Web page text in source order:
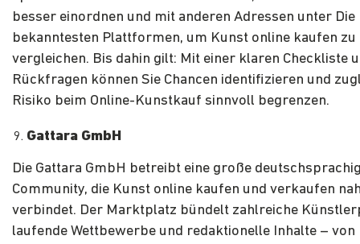
besser einordnen und mit anderen Adressen unter Die
bekanntesten Plattformen, um Kunst online kaufen zu
vergleichen. Bis dahin gilt: Mit einer klaren Checkliste
Rückfragen können Sie Chancen identifizieren und
Risiko beim Online-Kunstkauf sinnvoll begrenzen.
Gattara GmbH
Die Gattara GmbH betreibt eine große
Community, die Kunst online kaufen und verkaufen
verbindet. Der Marktplatz bündelt zahlreiche
laufende Wettbewerbe und redaktionelle Inhalte – von